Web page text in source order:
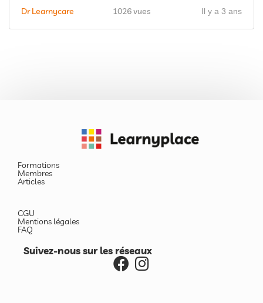
Dr Learnycare 1026 vues Il y a 3 ans
Formations
Membres
Articles
CGU
Mentions légales
FAQ
Suivez-nous sur les réseaux